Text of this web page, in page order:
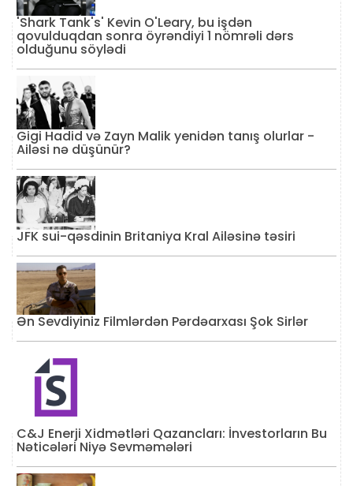
'Shark Tank's' Kevin O'Leary, bu işdən
qovulduqdan sonra öyrəndiyi 1 nömrəli dərs
olduğunu söylədi
Gigi Hadid və Zayn Malik yenidən tanış olurlar -
Ailəsi nə düşünür?
JFK sui-qəsdinin Britaniya Kral Ailəsinə təsiri
Ən Sevdiyiniz Filmlərdən Pərdəarxası Şok Sirlər
C&J Enerji Xidmətləri Qazancları: İnvestorların Bu
Nəticələri Niyə Sevməmələri